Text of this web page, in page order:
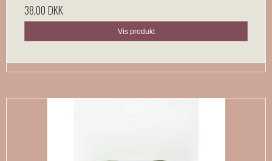
38,00 DKK
Vis produkt